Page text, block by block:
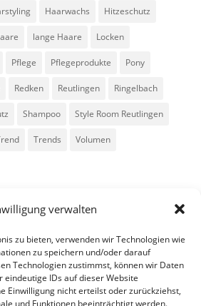
verwalten
zu bieten, verwenden wir Technologien wie
zu speichern und/oder darauf
Technologien zustimmst, können wir Daten
IDs auf dieser Website
Einwilligung nicht erteilst oder zurückziehst,
und Funktionen beeinträchtigt werden.
Haarwachs Hitzeschutz
lange Haare Locken
Pflege Pflegeprodukte Pony
Redken Reutlingen Ringelbach
Shampoo Style Room Reutlingen
Trends Volumen
vorbehalten - Sarah Kailer